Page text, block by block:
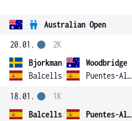
Australian Open
20.01.
Bjorkman/
Woodbridge
Balcells/ Puentes-Alcaniz
2K
18.01.
Balcells/
Puentes-Alcaniz
1K